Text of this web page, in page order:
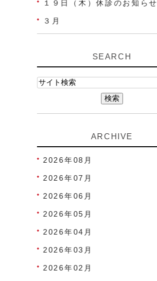
１９日（木）休診のお知らせ
３月
SEARCH
ARCHIVE
2026年08月
2026年07月
2026年06月
2026年05月
2026年04月
2026年03月
2026年02月